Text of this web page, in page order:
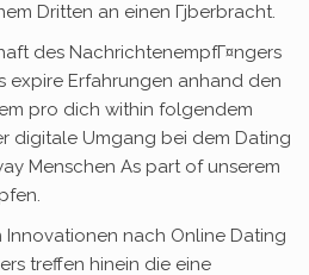
Dritten an einen Гјberbracht.
des NachrichtenempfГ¤ngers
expire Erfahrungen anhand den
pro dich within folgendem
digitale Umgang bei dem Dating
Menschen As part of unserem
Innovationen nach Online Dating
treffen hinein die eine